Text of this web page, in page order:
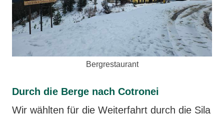
Bergrestaurant
Durch die Berge nach Cotronei
Wir wählten für die Weiterfahrt durch die Sila